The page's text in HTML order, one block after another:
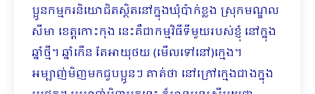
ប្អូនកម្មករនិយោជិតស្ថិតនៅក្នុងឃុំប៉ាក់ខ្លង ស្រុកមណ្ឌល
សីមា ខេត្តកោះកុង នេះគឺជាកម្មវិធីទីមួយរបស់ខ្ញុំ នៅក្នុង
ឆ្នាំថ្មី។ ឆ្នាំកើន តែអាយុថយ (មើលទៅនៅ)ក្មេង។
អម្បាញ់មិញមកជួបប្អូនៗ គាត់ថា នៅក្រៅ​ក្មេងជាងក្នុង